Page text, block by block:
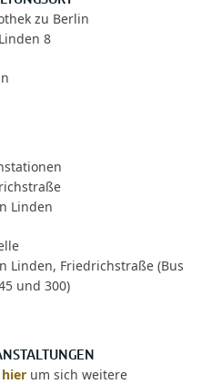
zu Berlin
8
Linden
Linden, Friedrichstraße (Bus
und 300)
hierum sich weitere